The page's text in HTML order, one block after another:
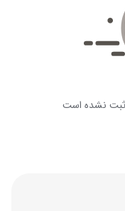
ثبت نشده است